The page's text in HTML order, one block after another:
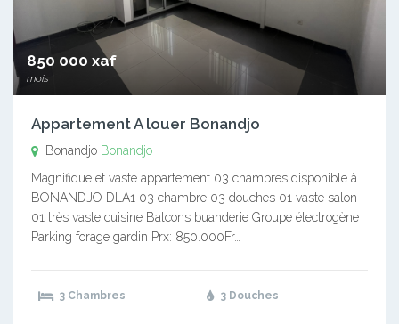
850 000 xaf
mois
Appartement A louer Bonandjo
Bonandjo Bonandjo
Magnifique et vaste appartement 03 chambres disponible à
BONANDJO DLA1 03 chambre 03 douches 01 vaste salon
01 très vaste cuisine Balcons buanderie Groupe électrogène
Parking forage gardin Prx: 850.000Fr…
3 Chambres 3 Douches